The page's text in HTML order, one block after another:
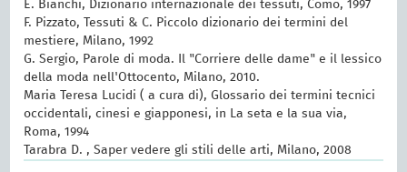
E. Bianchi, Dizionario internazionale dei tessuti, Como, 1997
F. Pizzato, Tessuti & C. Piccolo dizionario dei termini del
mestiere, Milano, 1992
G. Sergio, Parole di moda. Il "Corriere delle dame" e il lessico
della moda nell'Ottocento, Milano, 2010.
Maria Teresa Lucidi ( a cura di), Glossario dei termini tecnici
occidentali, cinesi e giapponesi, in La seta e la sua via,
Roma, 1994
Tarabra D. , Saper vedere gli stili delle arti, Milano, 2008